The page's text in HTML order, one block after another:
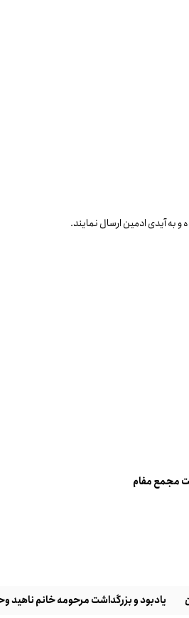
و به آیدی ادمین ارسال نمایند.
مجمع مفام
یادبود و بزرگداشت مرحومه خانم ناهید